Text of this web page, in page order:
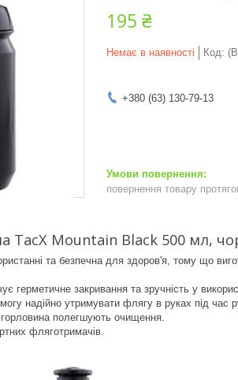
195 ₴
Немає в наявності Код:
+380 (63) 130-79-13
повернення товару
TacX Mountain Black 500 мл,
та безпечна для здоров'я, тому що
герметичне закривання та зручність у
надійно утримувати флягу в руках під час
полегшують очищення.
фляготримачів.